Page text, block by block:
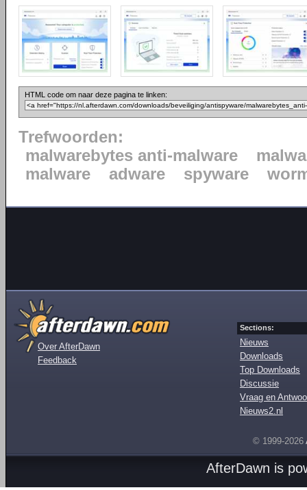
HTML code om naar deze pagina te linken:
Trefwoorden:
malwarebytes anti-malware
malware
adware spyware
Over AfterDawn
Feedback
Sections:
Nieuws
Downloads
Top Downloads
Discussie
Vraag en
Nieuws2.nl
© 1999-2026
AfterDawn is